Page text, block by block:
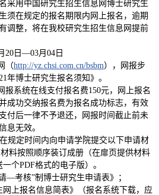
采用中国研究生招生信息网博士研究生
须在规定的报名期限内网上报名，逾期
调整，将在我校研究生招生信息网提前
20日—03月04日
（http://yz.chsi.com.cn/bsbm），网报步
年博士研究生报名须知》。
报系统在线支付报名费150元，网上报名
成功交纳报名费为报名成功标志，有效
付后一律不予退还，网报时间截止前未
息无效。
规定时间内向申请学院提交以下申请材
料按照顺序装订成册（在扉页提供材料
个PDF格式的电子版）。
—考核”制博士研究生申请表》；
网上报名信息简表》（报名系统下载，应